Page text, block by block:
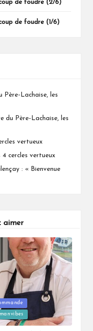
de foudre (2/6)
de foudre (1/6)
Père-Lachaise, les
du Père-Lachaise, les
vertueux
4 cercles vertueux
: « Bienvenue
aimer